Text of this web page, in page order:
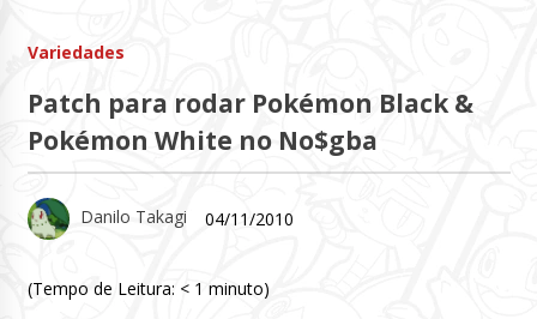
Variedades
Patch para rodar Pokémon Black &
Pokémon White no No$gba
Danilo Takagi 04/11/2010
(Tempo de Leitura: < 1 minuto)